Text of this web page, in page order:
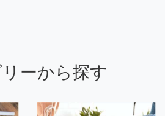
ーから探す